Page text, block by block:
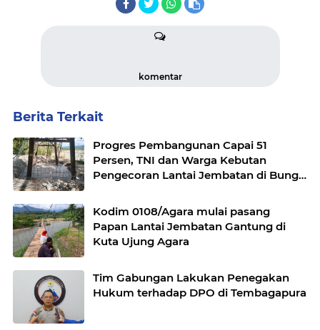
komentar
Berita Terkait
Progres Pembangunan Capai 51
Persen, TNI dan Warga Kebutan
Pengecoran Lantai Jembatan di Bunga
Kodim 0108/Agara mulai pasang
Papan Lantai Jembatan Gantung di
Kuta Ujung Agara
Tim Gabungan Lakukan Penegakan
Hukum terhadap DPO di Tembagapura